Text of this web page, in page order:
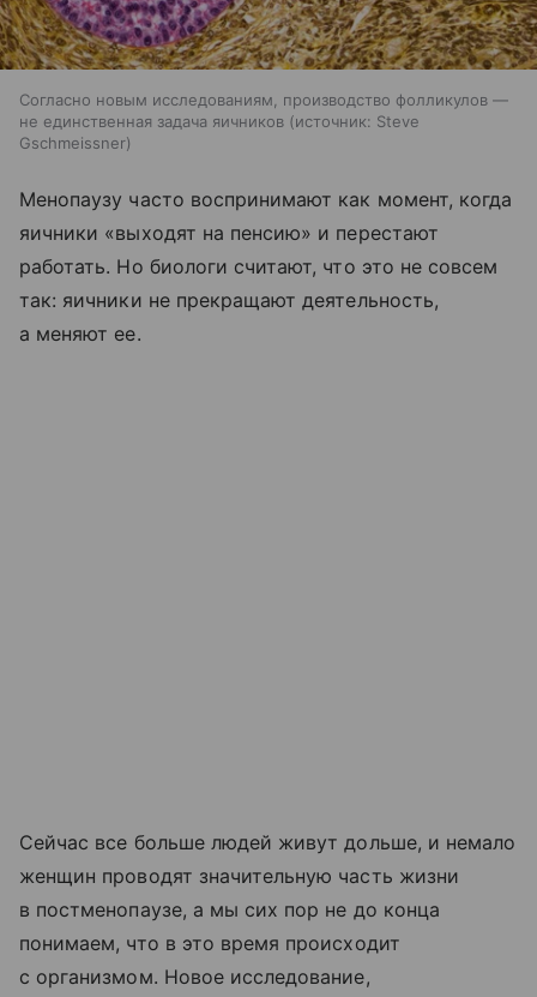
Согласно новым исследованиям, производство фолликулов —
не единственная задача яичников
источник: Steve
Gschmeissner
Менопаузу часто воспринимают как момент, когда
яичники «выходят на пенсию» и перестают
работать. Но биологи считают, что это не совсем
так: яичники не прекращают деятельность,
а меняют ее.
Сейчас все больше людей живут дольше, и немало
женщин проводят значительную часть жизни
в постменопаузе, а мы сих пор не до конца
понимаем, что в это время происходит
с организмом. Новое исследование,